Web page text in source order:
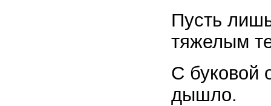
Пусть
тяжелым
С буковой
дышло.